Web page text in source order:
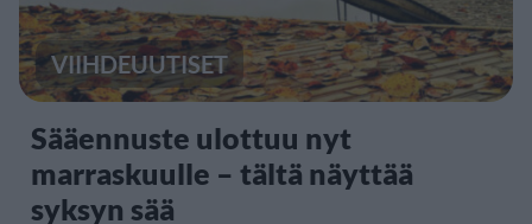
VIIHDEUUTISET
Sääennuste ulottuu nyt
marraskuulle – tältä näyttää
syksyn sää